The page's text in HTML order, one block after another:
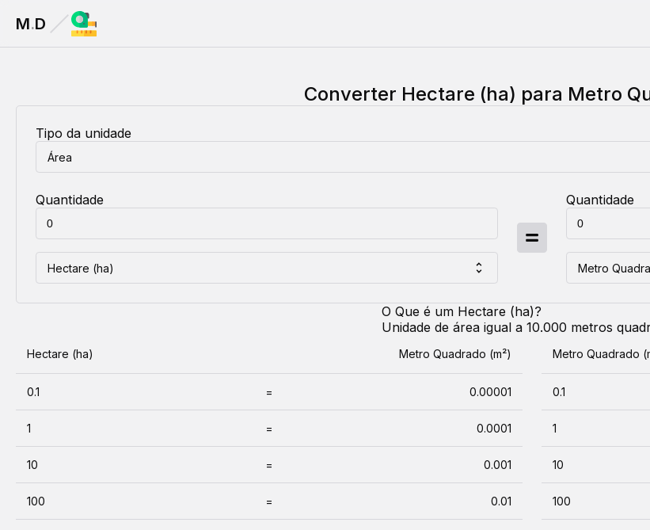
M.D
Converter Hectare (ha) para Metro
Tipo da unidade
Área
Quantidade
Hectare (ha)
Quantidade
Metro
O Que é um Hectare (ha)?
Unidade de área igual a 10.000 metros
Hectare (ha) Metro Quadrado (m²)
0.1 = 0.00001
1 = 0.0001
10 = 0.001
100 = 0.01
Metro Quadrado
0.1
1
10
100